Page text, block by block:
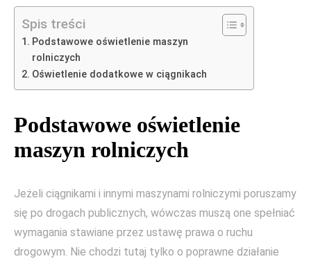
Spis treści
Podstawowe oświetlenie maszyn
rolniczych
Oświetlenie dodatkowe w ciągnikach
Podstawowe oświetlenie
maszyn rolniczych
Jeżeli ciągnikami i innymi maszynami rolniczymi poruszamy
się po drogach publicznych, wówczas muszą one spełniać
wymagania stawiane przez ustawę prawa o ruchu
drogowym. Nie chodzi tutaj tylko o poprawne działanie